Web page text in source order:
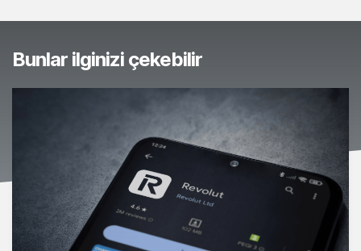
Bunlar ilginizi çekebilir